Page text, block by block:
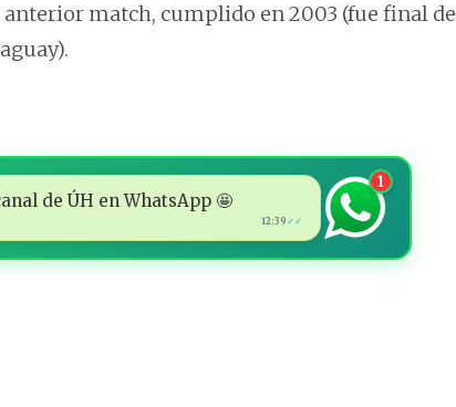
match, cumplido en 2003 (fue final de
de ÚH en WhatsApp 🤩
12:39 ✓✓
1